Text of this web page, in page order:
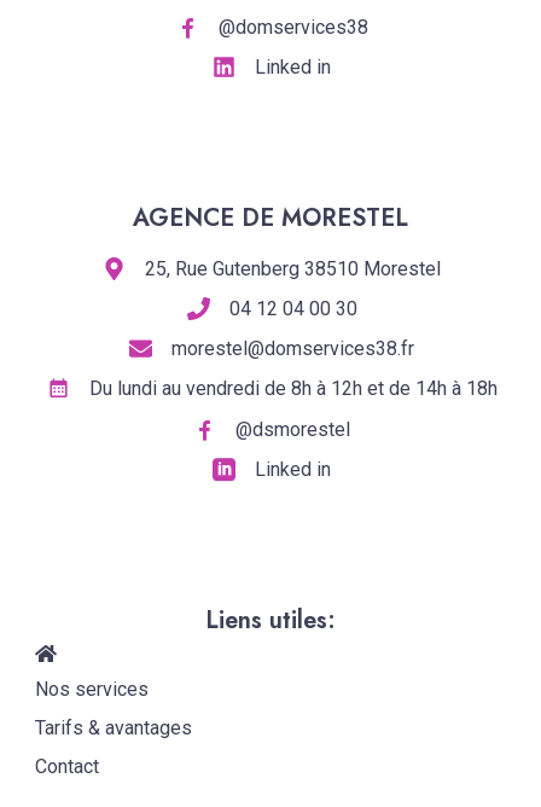
@domservices38
Linked in
AGENCE DE MORESTEL
25, Rue Gutenberg 38510 Morestel
04 12 04 00 30
morestel@domservices38.fr
Du lundi au vendredi de 8h à 12h et de 14h à 18h
@dsmorestel
Linked in
Liens utiles:
Nos services
Tarifs & avantages
Contact